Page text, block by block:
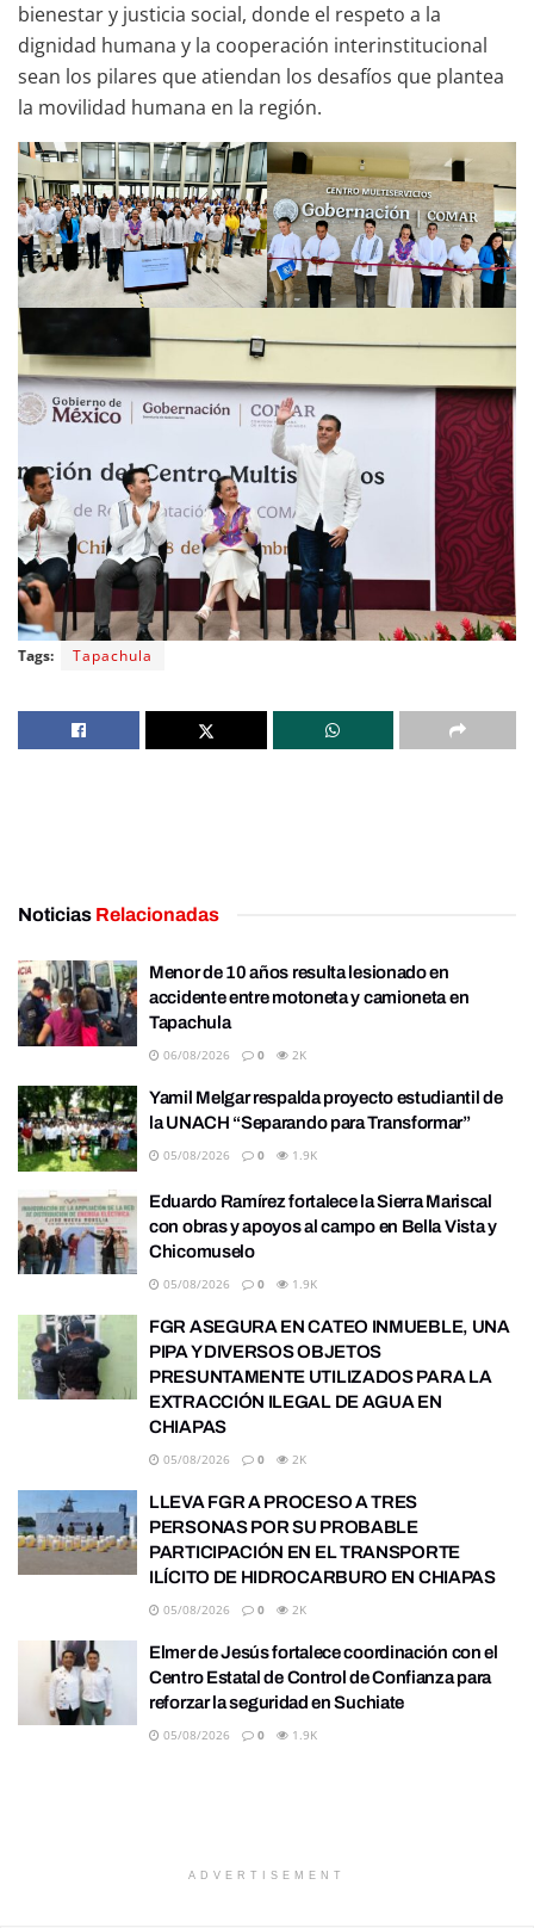
bienestar y justicia social, donde el respeto a la
dignidad humana y la cooperación interinstitucional
sean los pilares que atiendan los desafíos que plantea
la movilidad humana en la región.
Tags: Tapachula
Noticias Relacionadas
Menor de 10 años resulta lesionado en
accidente entre motoneta y camioneta en
Tapachula
06/08/2026 0 2K
Yamil Melgar respalda proyecto estudiantil de
la UNACH “Separando para Transformar”
05/08/2026 0 1.9K
Eduardo Ramírez fortalece la Sierra Mariscal
con obras y apoyos al campo en Bella Vista y
Chicomuselo
05/08/2026 0 1.9K
FGR ASEGURA EN CATEO INMUEBLE, UNA
PIPA Y DIVERSOS OBJETOS
PRESUNTAMENTE UTILIZADOS PARA LA
EXTRACCIÓN ILEGAL DE AGUA EN
CHIAPAS
05/08/2026 0 2K
LLEVA FGR A PROCESO A TRES
PERSONAS POR SU PROBABLE
PARTICIPACIÓN EN EL TRANSPORTE
ILÍCITO DE HIDROCARBURO EN CHIAPAS
05/08/2026 0 2K
Elmer de Jesús fortalece coordinación con el
Centro Estatal de Control de Confianza para
reforzar la seguridad en Suchiate
05/08/2026 0 1.9K
ADVERTISEMENT